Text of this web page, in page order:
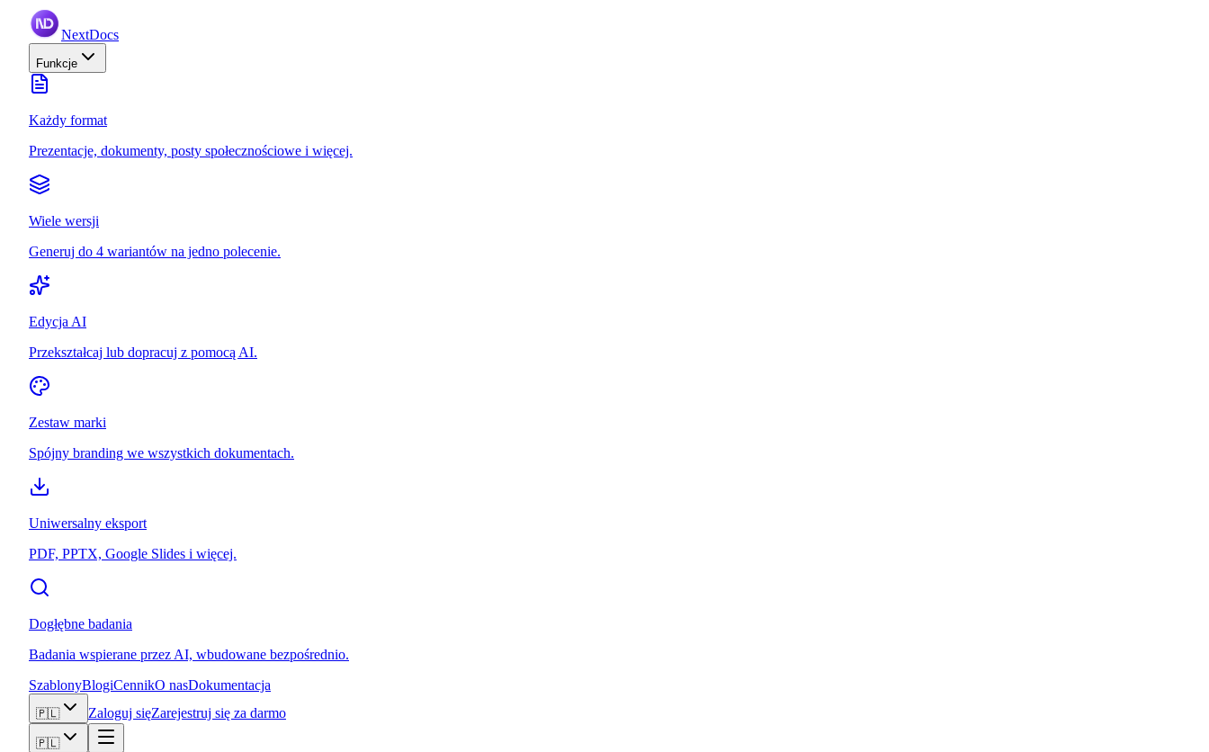
NextDocs
Funkcje
Każdy format
Prezentacje, dokumenty, posty społecznościowe i więcej.
Wiele wersji
Generuj do 4 wariantów na jedno polecenie.
Edycja AI
Przekształcaj lub dopracuj z pomocą AI.
Zestaw marki
Spójny branding we wszystkich dokumentach.
Uniwersalny eksport
PDF, PPTX, Google Slides i więcej.
Dogłębne badania
Badania wspierane przez AI, wbudowane bezpośrednio.
SzablonyBlogiCennikO nasDokumentacja
🇵🇱 Zaloguj sięZarejestruj się za darmo
🇵🇱